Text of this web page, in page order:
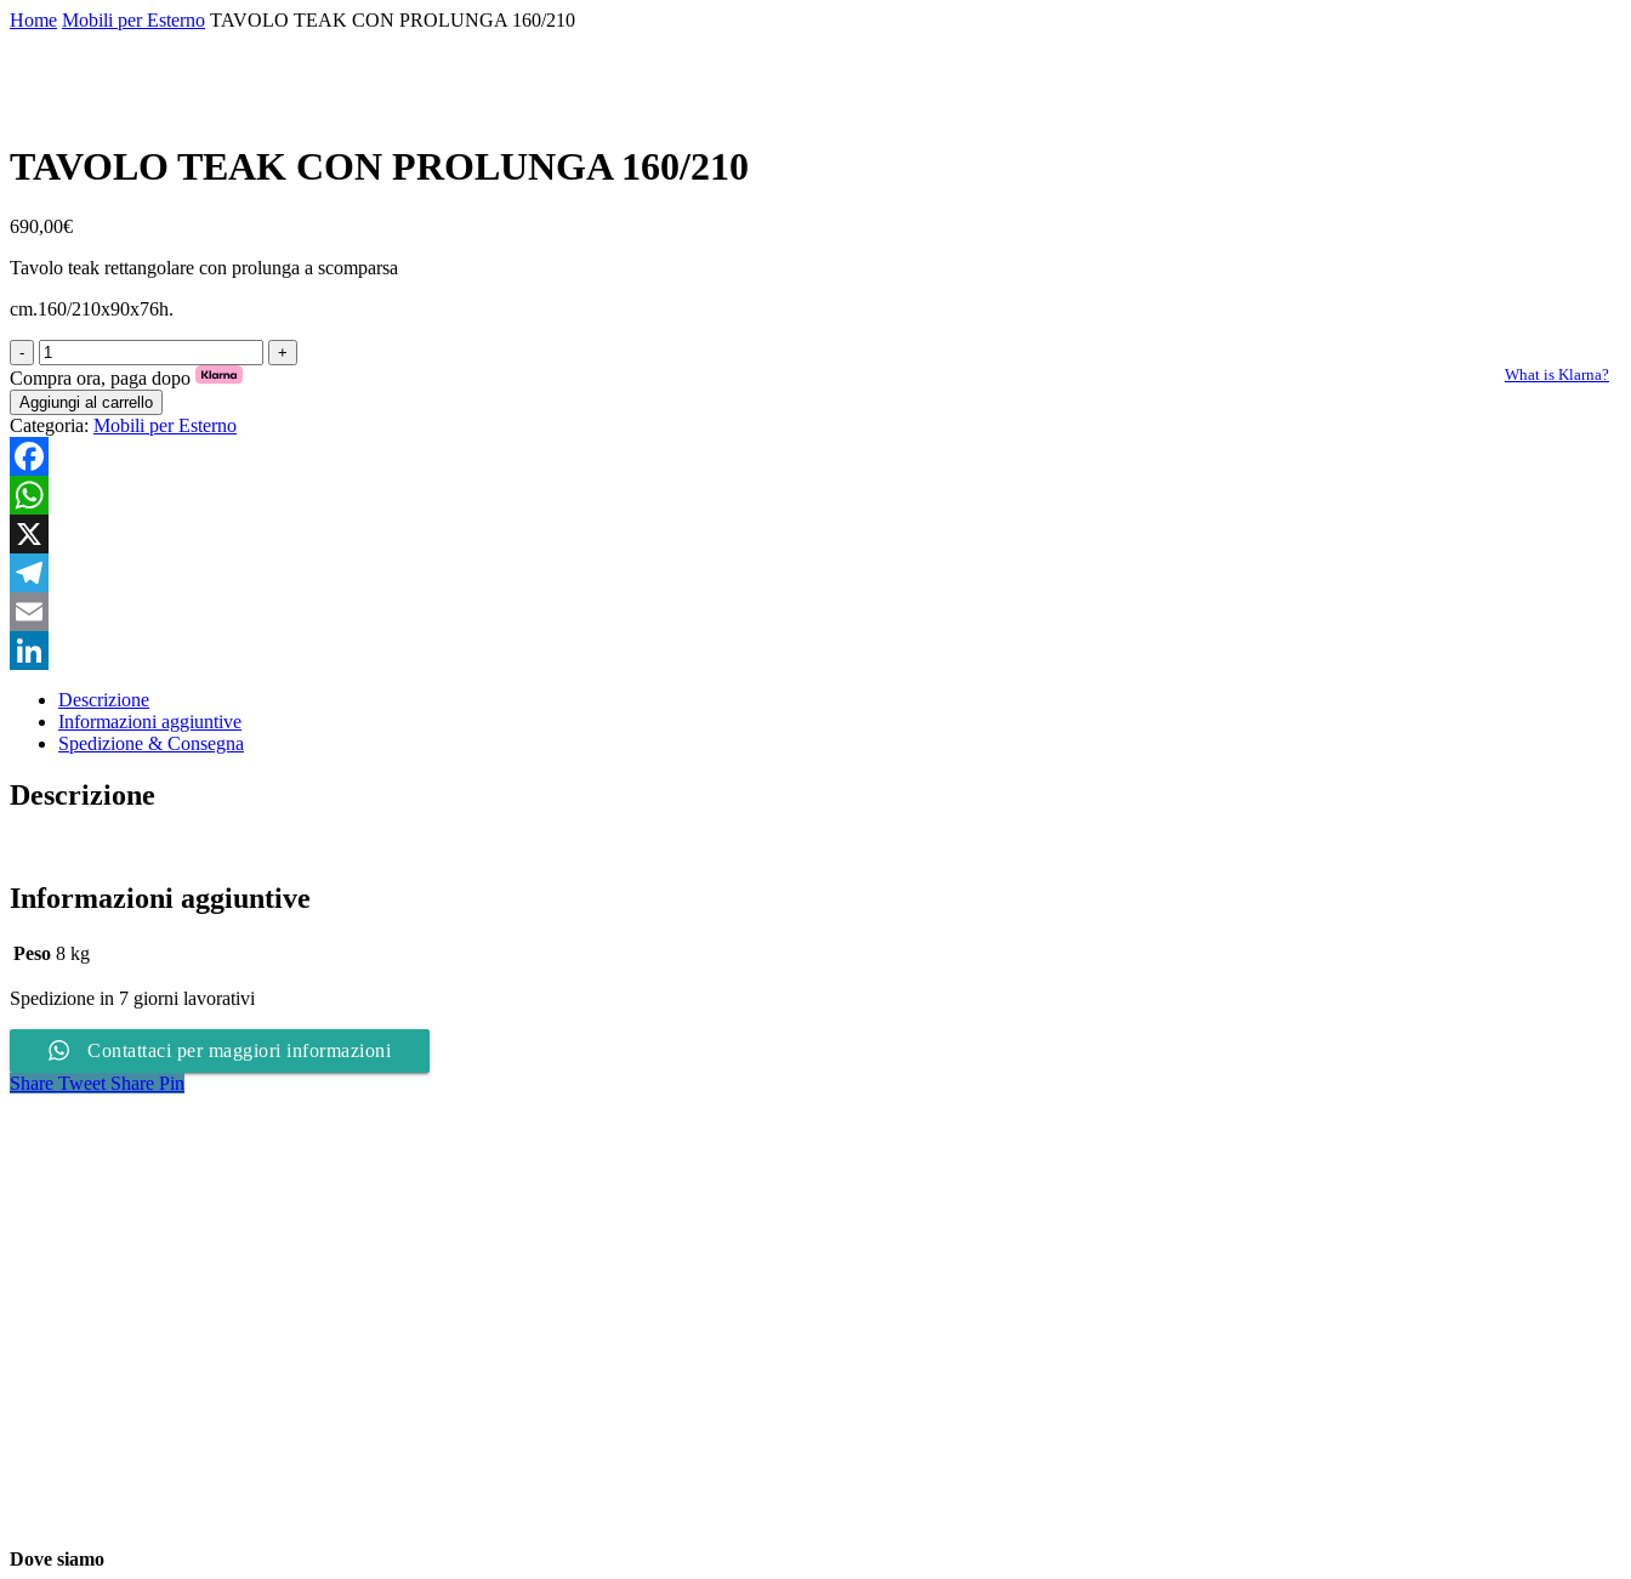
Home Mobili per Esterno TAVOLO TEAK CON PROLUNGA 160/210
TAVOLO TEAK CON PROLUNGA 160/210
690,00€
Tavolo teak rettangolare con prolunga a scomparsa
cm.160/210x90x76h.
TAVOLO
TEAK
CON
PROLUNGA
160/210
quantità
Compra ora, paga dopo
What is Klarna?
Aggiungi al carrello
Categoria: Mobili per Esterno
Facebook
WhatsApp
X
Telegram
Email
LinkedIn
Descrizione
Informazioni aggiuntive
Spedizione & Consegna
Descrizione
Informazioni aggiuntive
Peso 8 kg
Spedizione in 7 giorni lavorativi
Contattaci per maggiori informazioni
Share Tweet Share Pin
Dove siamo